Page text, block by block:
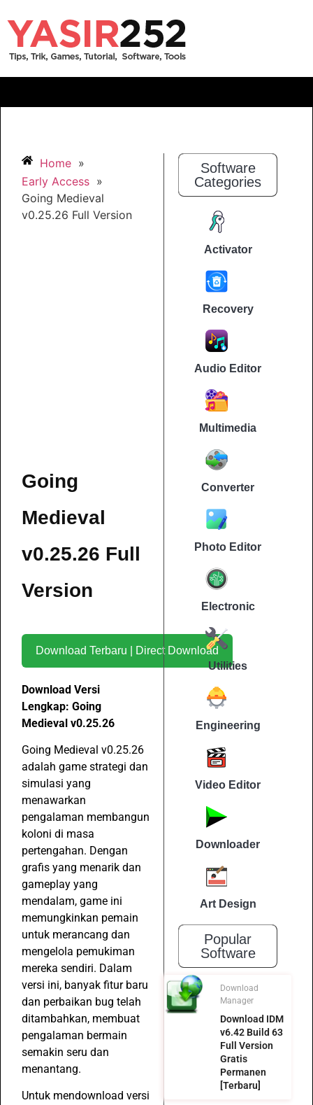
Home »
Early Access »
Going Medieval
v0.25.26 Full Version
Going
Medieval
v0.25.26 Full
Version
Download Terbaru | Direct Download
Download Versi
Lengkap: Going
Medieval v0.25.26
Going Medieval v0.25.26
adalah game strategi dan
simulasi yang
menawarkan
pengalaman membangun
koloni di masa
pertengahan. Dengan
grafis yang menarik dan
gameplay yang
mendalam, game ini
memungkinkan pemain
untuk merancang dan
mengelola pemukiman
mereka sendiri. Dalam
versi ini, banyak fitur baru
dan perbaikan bug telah
ditambahkan, membuat
pengalaman bermain
semakin seru dan
menantang.
Untuk mendownload versi
Software
Categories
Activator
Recovery
Audio Editor
Multimedia
Converter
Photo Editor
Electronic
Utilities
Engineering
Video Editor
Downloader
Art Design
Popular
Software
Download
Manager
Download IDM
v6.42 Build 63
Full Version
Gratis
Permanen
[Terbaru]